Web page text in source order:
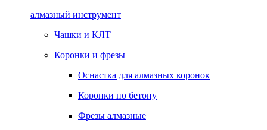
алмазный инструмент
Чашки и КЛТ
Коронки и фрезы
Оснастка для алмазных коронок
Коронки по бетону
Фрезы алмазные